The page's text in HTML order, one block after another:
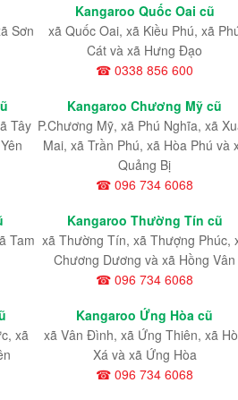
Sơn
Kangaroo Quốc Oai cũ
xã Quốc Oai, xã Kiều Phú, xã
Cát và xã Hưng Đạo
☎ 0338 856 600
Tây
Kangaroo Chương Mỹ cũ
P.Chương Mỹ, xã Phú Nghĩa, xã
Mai, xã Trần Phú, xã Hòa Phú và
Quảng Bị
☎ 096 734 6068
Tam
Kangaroo Thường Tín cũ
xã Thường Tín, xã Thượng Phúc,
Chương Dương và xã Hồng Vân
☎ 096 734 6068
xã
Kangaroo Ứng Hòa cũ
xã Vân Đình, xã Ứng Thiên, xã
Xá và xã Ứng Hòa
☎ 096 734 6068